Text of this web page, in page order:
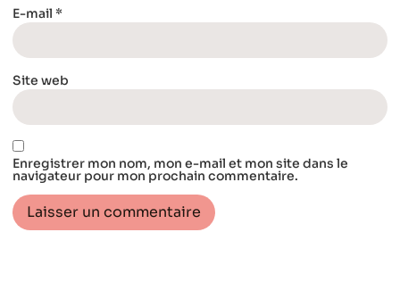
E-mail *
Site web
Enregistrer mon nom, mon e-mail et mon site dans le
navigateur pour mon prochain commentaire.